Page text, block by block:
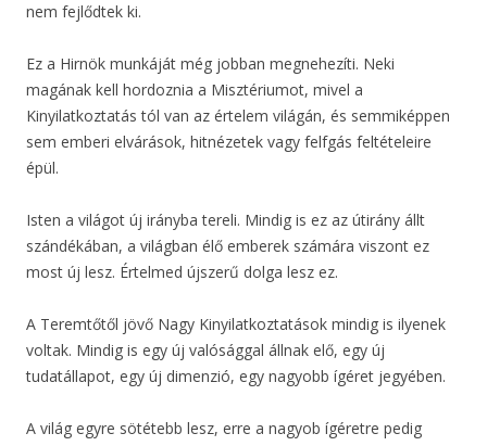
nem fejlődtek ki.
Ez a Hirnök munkáját még jobban megnehezíti. Neki
magának kell hordoznia a Misztériumot, mivel a
Kinyilatkoztatás tól van az értelem világán, és semmiképpen
sem emberi elvárások, hitnézetek vagy felfgás feltételeire
épül.
Isten a világot új irányba tereli. Mindig is ez az útirány állt
szándékában, a világban élő emberek számára viszont ez
most új lesz. Értelmed újszerű dolga lesz ez.
A Teremtőtől jövő Nagy Kinyilatkoztatások mindig is ilyenek
voltak. Mindig is egy új valósággal állnak elő, egy új
tudatállapot, egy új dimenzió, egy nagyobb ígéret jegyében.
A világ egyre sötétebb lesz, erre a nagyob ígéretre pedig